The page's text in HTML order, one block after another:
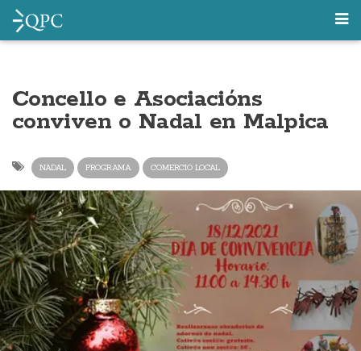
Concello e Asociacións
conviven o Nadal en Malpica
NADAL PROGRAMA COMERCIO LOCAL